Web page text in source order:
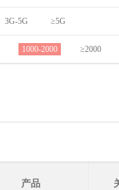
3G-5G ≥5G
1000-2000 ≥2000
产品